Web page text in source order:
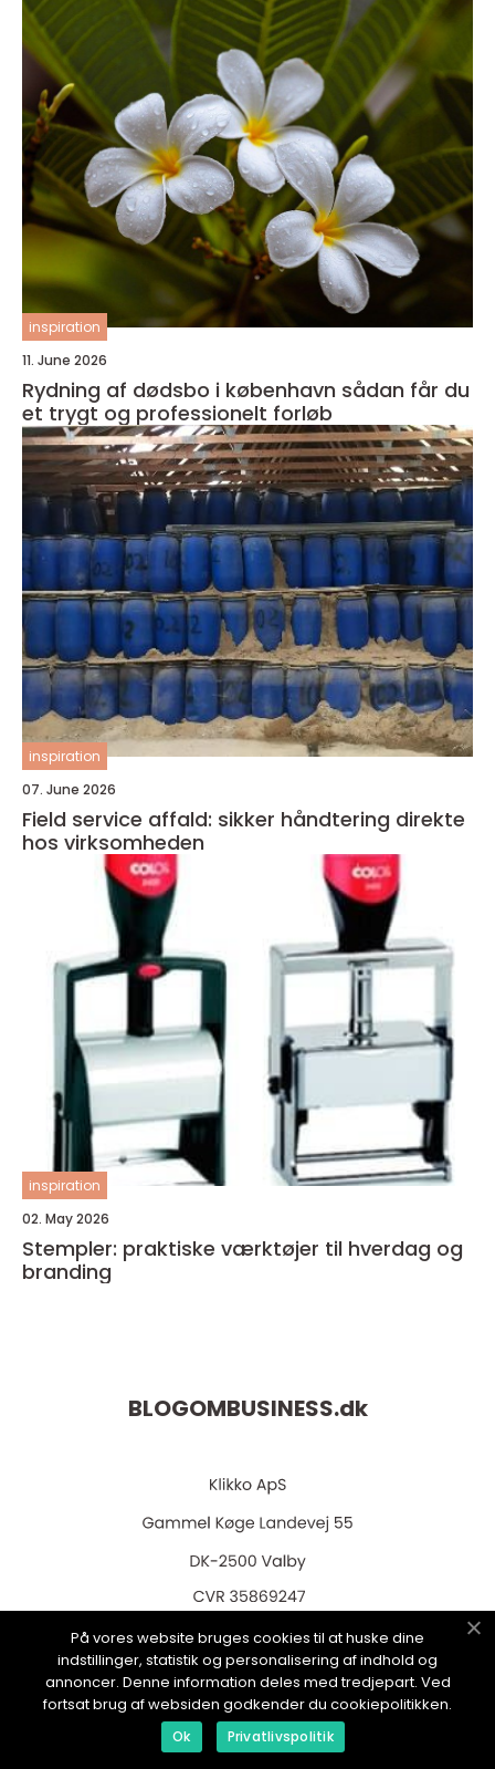
inspiration
11. June 2026
Rydning af dødsbo i københavn sådan får du
et trygt og professionelt forløb
inspiration
07. June 2026
Field service affald: sikker håndtering direkte
hos virksomheden
inspiration
02. May 2026
Stempler: praktiske værktøjer til hverdag og
branding
BLOGOMBUSINESS.dk
web:www.klikko.dk
Menu
På vores website bruges cookies til at huske dine
indstillinger, statistik og personalisering af indhold og
annoncer. Denne information deles med tredjepart. Ved
fortsat brug af websiden godkender du cookiepolitikken.
Ok Privatlivspolitik